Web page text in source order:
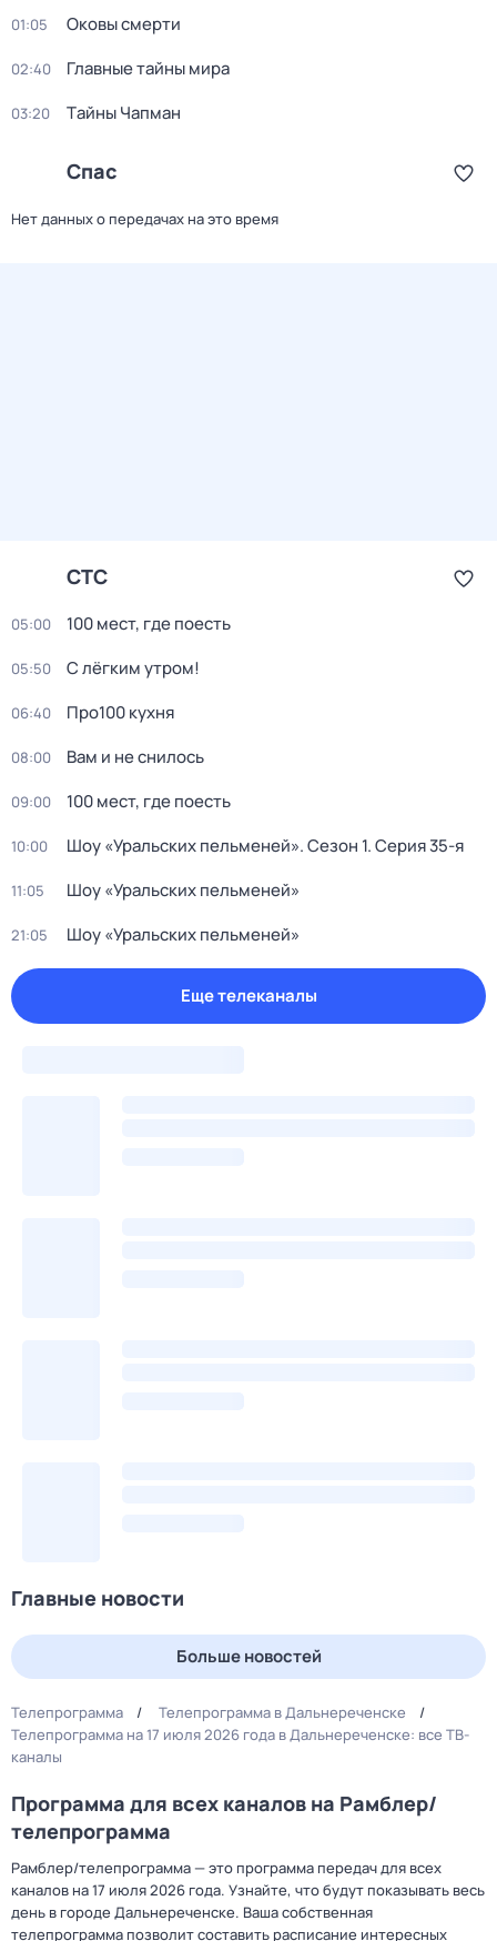
01:05 Оковы смерти
02:40 Главные тайны мира
03:20 Тaйны Чапман
Спас
Нет данных о передачах на это время
СТС
05:00 100 мест, где поесть
05:50 С лёгким утром!
06:40 Про100 кухня
08:00 Вам и не снилось
09:00 100 мест, где поесть
10:00 Шоу «Уральских пельменей». Сезон 1. Серия 35-я
11:05 Шоу «Уральских пельменей»
21:05 Шоу «Уральских пельменей»
Еще телеканалы
Главные новости
Больше новостей
Телепрограмма
Телепрограмма в Дальнереченске
Телепрограмма на 17 июля 2026 года в Дальнереченске: все ТВ-
каналы
Программа для всех каналов на Рамблер/
телепрограмма
Рамблер/телепрограмма — это программа передач для всех
каналов на 17 июля 2026 года. Узнайте, что будут показывать весь
день в городе Дальнереченске. Ваша собственная
телепрограмма позволит составить расписание интересных